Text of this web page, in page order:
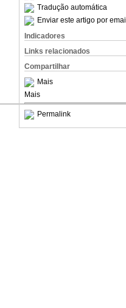
Tradução automática
Enviar este artigo por email
Indicadores
Links relacionados
Compartilhar
Mais
Mais
Permalink